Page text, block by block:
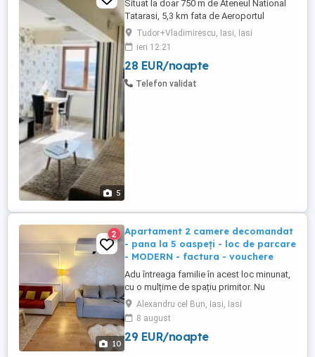
5
Situat la doar 750 m de Ateneul National
Tatarasi, 5,3 km fata de Aeroportul
International ,1,2 km fata de Iulius Mall si
1,6 km fata de Palatul Culturii , acest
apartament ofera spatiu de cazare cu un
dormitor si living , dotat cu aer conditionat
, televizor, wifi , si parcare privata. Unitatea
Tudor+Vladimirescu, Iasi, Iasi
ieri 12:21
28 EUR/noapte
Telefon validat
10
2
Apartament 2 camere decomandat
- pana la 5 oaspeți - loc de parcare
- MODERN - factura - vouchere
Adu întreaga familie în acest loc minunat,
cu o mulțime de spațiu primitor. Nu
Raspundem in timp util aici? Sau ai mai
multe întrebări? HAI pe #abhomesiasi si
ajutam acolo cât de repede! Apartament
cu 2 camere by AB HOMES IASI, situat în
Alexandru cel Bun, Iasi, Iasi
8 august
29 EUR/noapte